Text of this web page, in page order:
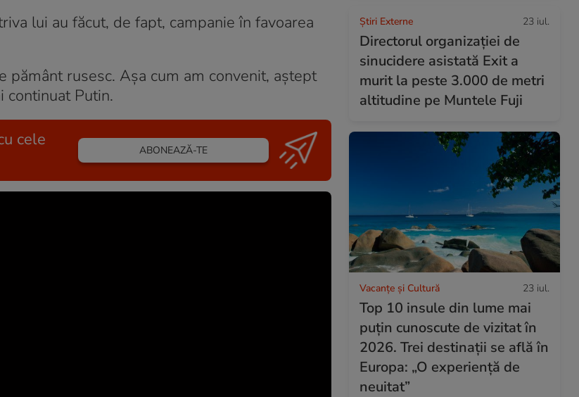
lui au făcut, de fapt, campanie în favoarea
pământ rusesc. Așa cum am convenit, aștept
continuat Putin.
cele
ABONEAZĂ-TE
Știri Externe 23 iul.
Directorul organizației de
sinucidere asistată Exit a
murit la peste 3.000 de metri
altitudine pe Muntele Fuji
Vacanțe și Cultură 23 iul.
Top 10 insule din lume mai
puțin cunoscute de vizitat în
2026. Trei destinații se află în
Europa: „O experiență de
neuitat”